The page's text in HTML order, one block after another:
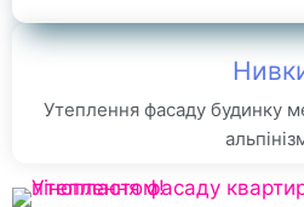
Утеплення фасаду будинку